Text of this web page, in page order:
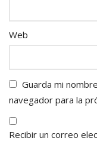
Web
Guarda mi
navegador para la
Recibir un correo